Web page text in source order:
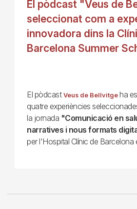
El pòdcast "Veus de
seleccionat com a
innovadora dins la
Barcelona Summer
El pòdcast Veus de Bellvitgeha
quatre experiències
la jornada "Comunicació en
narratives i nous formats
per l'Hospital Clínic de Barcelona